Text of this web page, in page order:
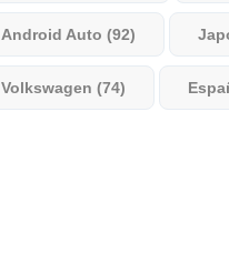
Android Auto (92)
Volkswagen (74)